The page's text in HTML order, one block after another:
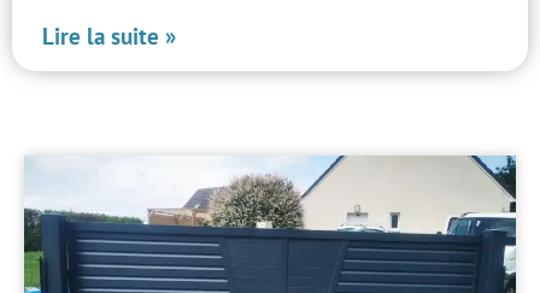
Lire la suite »